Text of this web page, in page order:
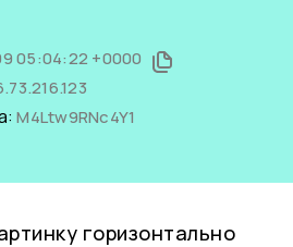
05:04:22 +0000
M4Ltw9RNc4Y1
горизонтально